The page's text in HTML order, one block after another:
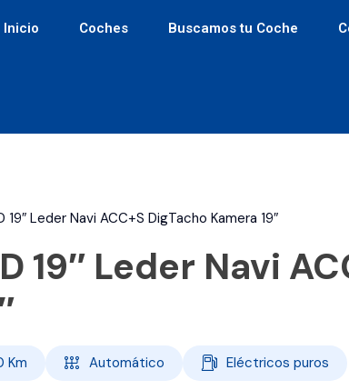
Inicio Coches Buscamos tu Coche
19″ Leder Navi ACC+S DigTacho Kamera 19″
19″ Leder Navi
Km Automático Eléctricos puros